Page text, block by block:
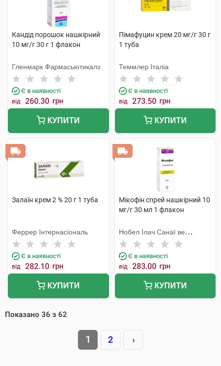
Кандід порошок нашкірний
10 мг/г 30 г 1 флакон
Гленмарк Фармасьютикалз
Є в наявності
від 260.30 грн
КУПИТИ
Пімафуцин крем 20 мг/г 30 г
1 туба
Теммлер Італіа
Є в наявності
від 273.50 грн
КУПИТИ
Залаїн крем 2 % 20 г 1 туба
Феррер Інтернасіональ
Є в наявності
від 282.10 грн
КУПИТИ
Мікофін спрей нашкірний 10
мг/г 30 мл 1 флакон
Нобел Ілач Санаї ве
Тіджарет
Є в наявності
від 283.00 грн
КУПИТИ
Показано 36 з 62
1 2 ›